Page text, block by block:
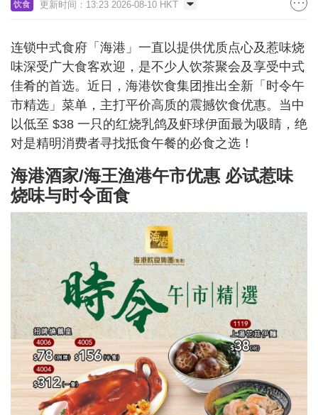
饮食 更新时间：13:23 2026-08-10 HKT
连锁中式食府「海港」一直以提供优质点心及惹味烧
味深受广大食客欢迎，是不少人饮茶聚会及享受中式
佳肴的首选。近日，海港饮食集团推出全新「时令午
市精选」菜单，主打平价高质的震撼饮食优惠。当中
以低至 $38 一只的红烧乳鸽及虾球伊面最为吸睛，绝
对是精明消费者寻找抵食午餐的必食之选！
海港酒家/海王渔港午市优惠 必试惹味
烧味与时令面食